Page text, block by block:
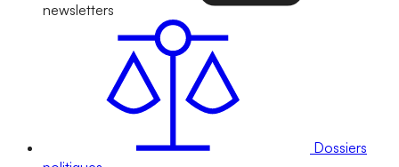
newsletters
Dossiers